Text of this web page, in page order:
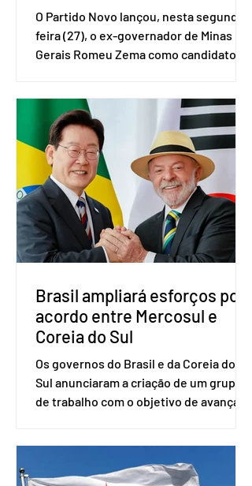
O Partido Novo lançou, nesta segunda-
feira (27), o ex-governador de Minas
Gerais Romeu Zema como candidato à
Brasília. O Novo ainda não definiu quem
vai compor a chapa como candidato a
vice-presidente. A convenção contou
com a presença do presidente nacional
do partido, Eduardo Ribeiro, e do
senador Eduardo Girão, filiado ao Novo
desde fevereiro de 2023. Formado em
administração de empresas pela
Fundaç
Brasil ampliará esforços por
acordo entre Mercosul e
Coreia do Sul
Os governos do Brasil e da Coreia do
Sul anunciaram a criação de um grupo
de trabalho com o objetivo de avançar
Uruguai, além de outros países